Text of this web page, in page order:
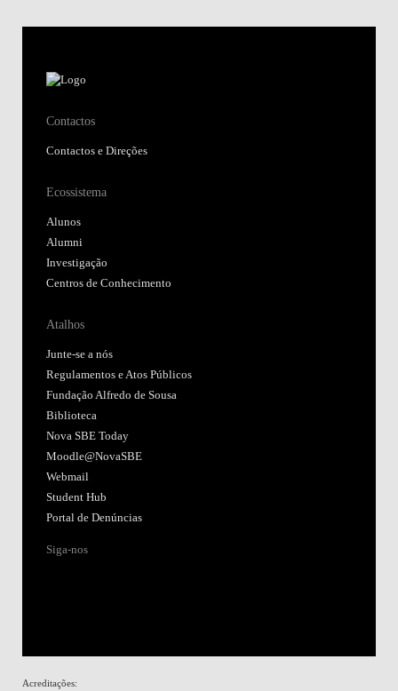
Contactos
Contactos e Direções
Ecossistema
Alunos
Alumni
Investigação
Centros de Conhecimento
Atalhos
Junte-se a nós
Regulamentos e Atos Públicos
Fundação Alfredo de Sousa
Biblioteca
Nova SBE Today
Moodle@NovaSBE
Webmail
Student Hub
Portal de Denúncias
Siga-nos
Acreditações: